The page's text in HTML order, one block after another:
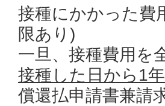
接種にかかった費
限あり)
一旦、接種費用を
接種した日から1
償還払申請書兼請